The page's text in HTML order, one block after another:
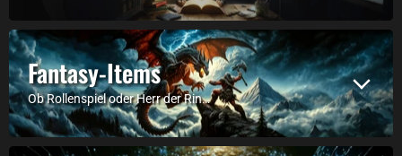
Fantasy-Items
Ob Rollenspiel oder Herr der Ringe, hier findest du alles was der Fantasy-Fan braucht.